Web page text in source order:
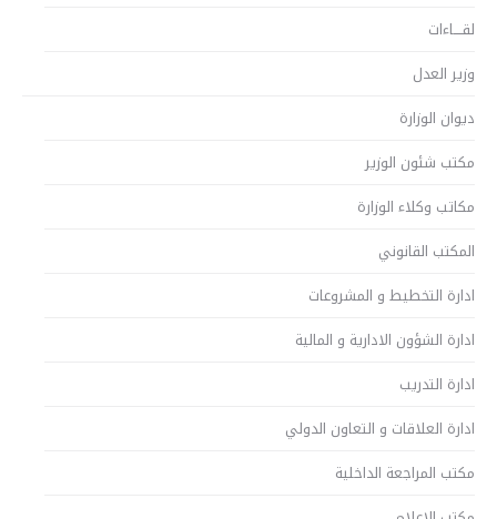
لقــــاءات
وزير العدل
ديوان الوزارة
مكتب شئون الوزير
مكاتب وكلاء الوزارة
المكتب القانوني
ادارة التخطيط و المشروعات
ادارة الشؤون الادارية و المالية
ادارة التدريب
ادارة العلاقات و التعاون الدولي
مكتب المراجعة الداخلية